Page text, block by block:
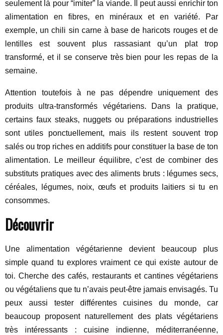
seulement là pour “imiter” la viande. Il peut aussi enrichir ton
alimentation en fibres, en minéraux et en variété. Par
exemple, un chili sin carne à base de haricots rouges et de
lentilles est souvent plus rassasiant qu’un plat trop
transformé, et il se conserve très bien pour les repas de la
semaine.
Attention toutefois à ne pas dépendre uniquement des
produits ultra-transformés végétariens. Dans la pratique,
certains faux steaks, nuggets ou préparations industrielles
sont utiles ponctuellement, mais ils restent souvent trop
salés ou trop riches en additifs pour constituer la base de ton
alimentation. Le meilleur équilibre, c’est de combiner des
substituts pratiques avec des aliments bruts : légumes secs,
céréales, légumes, noix, œufs et produits laitiers si tu en
consommes.
Découvrir
Une alimentation végétarienne devient beaucoup plus
simple quand tu explores vraiment ce qui existe autour de
toi. Cherche des cafés, restaurants et cantines végétariens
ou végétaliens que tu n’avais peut-être jamais envisagés. Tu
peux aussi tester différentes cuisines du monde, car
beaucoup proposent naturellement des plats végétariens
très intéressants : cuisine indienne, méditerranéenne,